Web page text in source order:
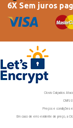
6X Sem juros
Clovis Calçados
CNPJ
Preços e condições
Em caso de erro evidente de preço, a